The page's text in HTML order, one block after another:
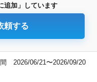
追加」しています
頼する
2026/06/21〜2026/09/20